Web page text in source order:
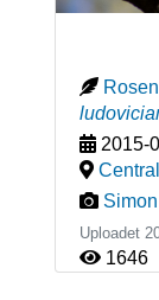
2015-
Uploadet
1646